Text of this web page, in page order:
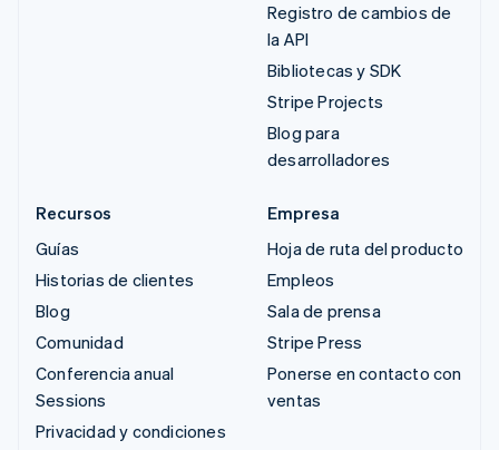
Registro de cambios de
la API
Bibliotecas y SDK
Stripe Projects
Blog para
desarrolladores
Recursos
Guías
Historias de clientes
Blog
Comunidad
Conferencia anual
Sessions
Privacidad y condiciones
Empresa
Hoja de ruta del producto
Empleos
Sala de prensa
Stripe Press
Ponerse en contacto con
ventas